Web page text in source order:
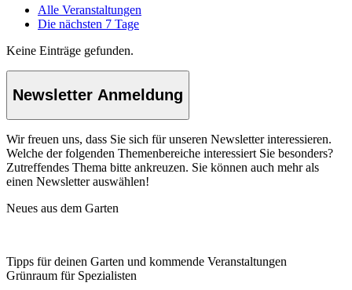
Alle Veranstaltungen
Die nächsten 7 Tage
Keine Einträge gefunden.
Newsletter Anmeldung
Wir freuen uns, dass Sie sich für unseren Newsletter interessieren.
Welche der folgenden Themenbereiche interessiert Sie besonders?
Zutreffendes Thema bitte ankreuzen. Sie können auch mehr als
einen Newsletter auswählen!
Neues aus dem Garten
Tipps für deinen Garten und kommende Veranstaltungen
Grünraum für Spezialisten